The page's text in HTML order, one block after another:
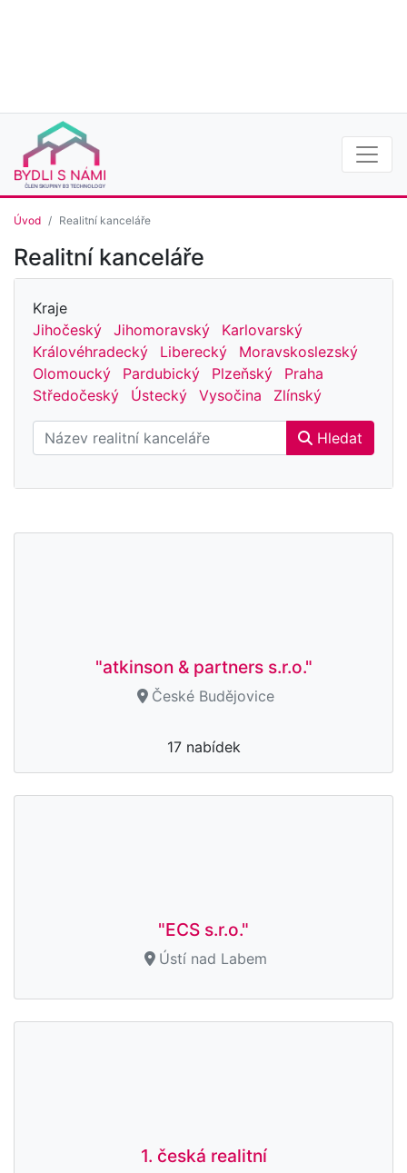
Úvod Realitní kanceláře
Realitní kanceláře
Kraje
Jihočeský
Jihomoravský
Karlovarský
Královéhradecký
Liberecký
Moravskoslezský
Olomoucký
Pardubický Plzeňský
Praha
Středočeský
Ústecký Vysočina Zlínský
Hledat
"atkinson & partners s.r.o."
České Budějovice
17 nabídek
"ECS s.r.o."
Ústí nad Labem
1. česká realitní